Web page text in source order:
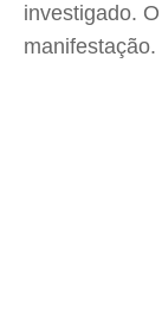
investigado.
manifestação.